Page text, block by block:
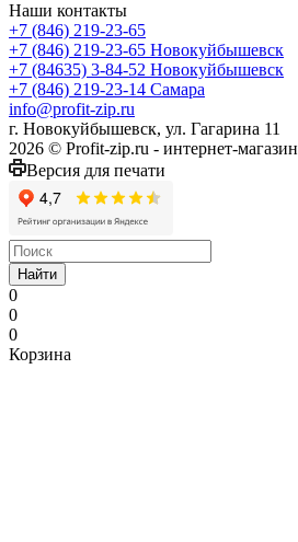
Наши контакты
+7 (846) 219-23-65
+7 (846) 219-23-65 Новокуйбышевск
+7 (84635) 3-84-52 Новокуйбышевск
+7 (846) 219-23-14 Самара
info@profit-zip.ru
г. Новокуйбышевск, ул. Гагарина 11
2026 © Profit-zip.ru - интернет-магазин
Версия для печати
Найти
0
0
0
Корзина